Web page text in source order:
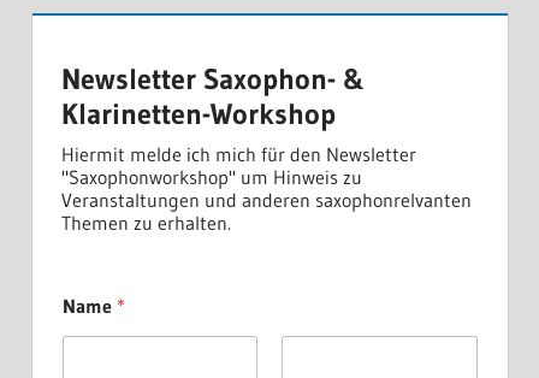
Newsletter Saxophon- &
Klarinetten-Workshop
Hiermit melde ich mich für den Newsletter
"Saxophonworkshop" um Hinweis zu
Veranstaltungen und anderen saxophonrelvanten
Themen zu erhalten.
Name *